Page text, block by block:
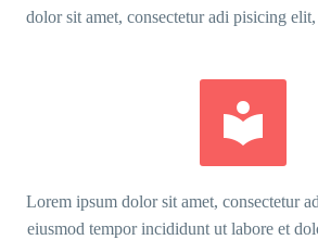
dolor sit amet, consectetur adi pisicing


Lorem ipsum dolor sit amet, consectetur
eiusmod tempor incididunt ut labore et